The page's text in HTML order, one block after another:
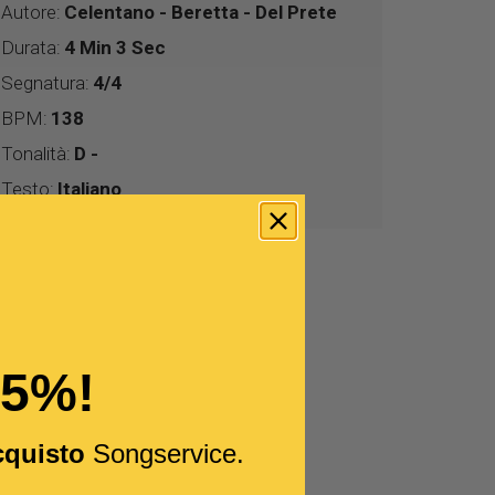
Autore: Celentano - Beretta - Del Prete
Durata: 4 Min 3 Sec
Segnatura: 4/4
BPM: 138
Tonalità: D -
Testo:Italiano
Songservice.